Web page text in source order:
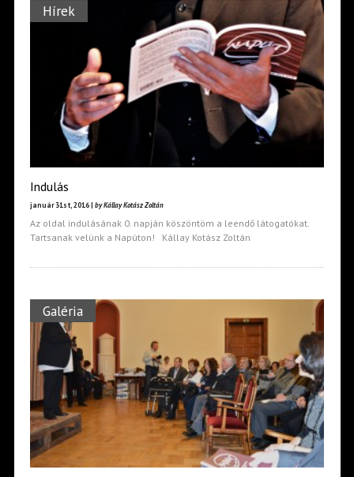
Hírek
Indulás
január 31st, 2016 | by Kállay Kotász Zoltán
Az oldal indulásának 0. napján köszöntöm a leendő látogatókat.
Tartsanak velünk a Napúton! Kállay Kotász Zoltán
Galéria